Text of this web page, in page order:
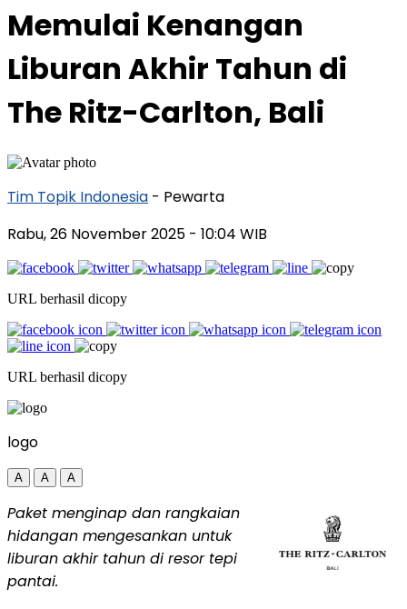
Memulai Kenangan
Liburan Akhir Tahun di
The Ritz-Carlton, Bali
Tim Topik Indonesia - Pewarta
Rabu, 26 November 2025 - 10:04 WIB
URL berhasil dicopy
URL berhasil dicopy
logo
A A A
Paket menginap dan rangkaian
hidangan mengesankan untuk
liburan akhir tahun di resor tepi
pantai.